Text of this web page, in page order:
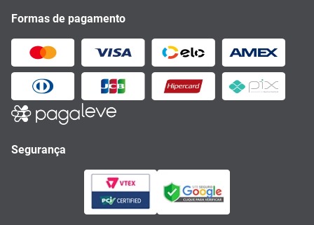
Formas de pagamento
Segurança